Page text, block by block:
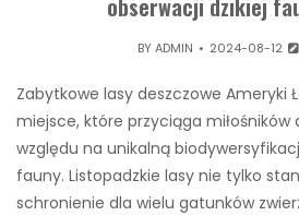
obserwacji dzikiej
BYADMIN 2024-08-12
Zabytkowe lasy deszczowe Ameryki
miejsce, które przyciąga miłośników
względu na unikalną
fauny. Listopadzkie lasy nie tylko
schronienie dla wielu gatunków